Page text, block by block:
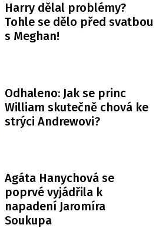
Harry dělal problémy?
Tohle se dělo před svatbou
s Meghan!
Odhaleno: Jak se princ
William skutečně chová ke
strýci Andrewovi?
Agáta Hanychová se
poprvé vyjádřila k
napadení Jaromíra
Soukupa